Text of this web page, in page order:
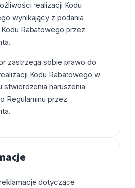
realizacji Kodu
wynikający z podania
Kodu Rabatowego przez
zastrzega sobie prawo do
Kodu Rabatowego w
stwierdzenia naruszenia
Regulaminu przez
dotyczące